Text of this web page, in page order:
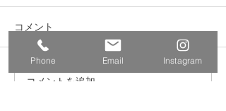
西東京市 下野谷遺跡
コメント
コメントを追加…
Phone Email Instagram